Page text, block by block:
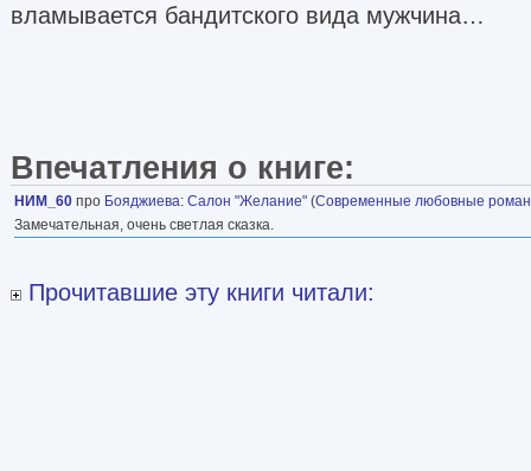
вламывается бандитского вида мужчина…
Впечатления о книге:
НИМ_60 про Бояджиева: Салон "Желание" (Современные любовные
Замечательная, очень светлая сказка.
Прочитавшие эту книги читали: